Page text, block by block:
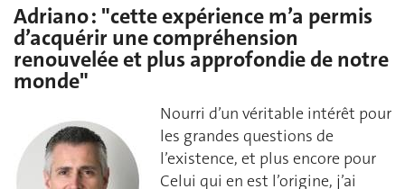
Adriano : "cette expérience m’a permis
d’acquérir une compréhension
renouvelée et plus approfondie de notre
monde"
Nourri d’un véritable intérêt pour
les grandes questions de
l’existence, et plus encore pour
Celui qui en est l’origine, j’ai